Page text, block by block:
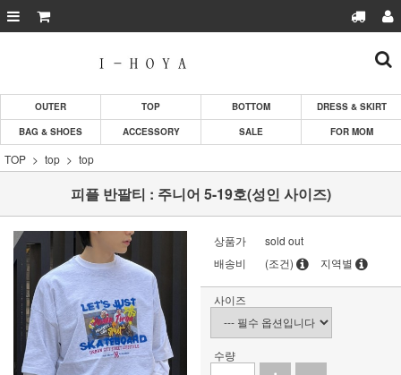
OUTER TOP BOTTOM
DRESS & SKIRT
BAG & SHOES
ACCESSORY SALE FOR MOM
TOP top top
피플 반팔티 : 주니어 5-19호(성인 사이즈)
상품가
sold out
배송비
(조건) 지역별
사이즈
수량